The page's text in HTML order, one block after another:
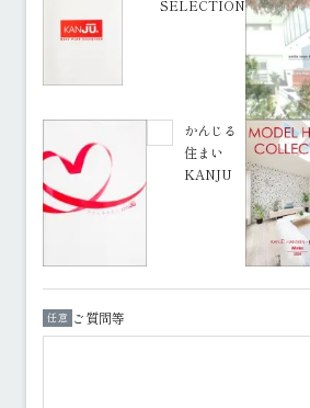
SELECTION
かんじる
住まい
KANJU
任意 ご質問等